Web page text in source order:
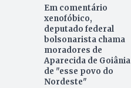
Em comentário
xenofóbico,
deputado federal
bolsonarista chama
moradores de
Aparecida de Goiânia
de "esse povo do
Nordeste"